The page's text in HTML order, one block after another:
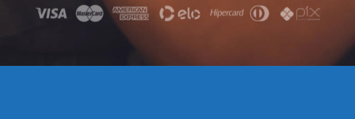
sempre que precisar.